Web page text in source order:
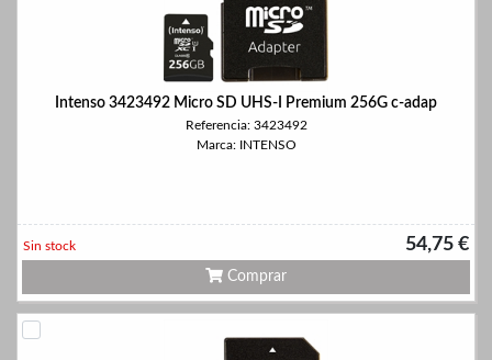
Intenso 3423492 Micro SD UHS-I Premium 256G c-adap
Referencia: 3423492
Marca: INTENSO
54,75 €
Sin stock
Comprar